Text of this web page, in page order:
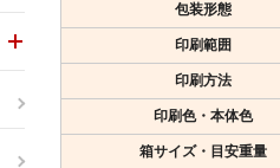
包装形態
印刷範囲
印刷方法
印刷色・本体色
箱サイズ・目安重量